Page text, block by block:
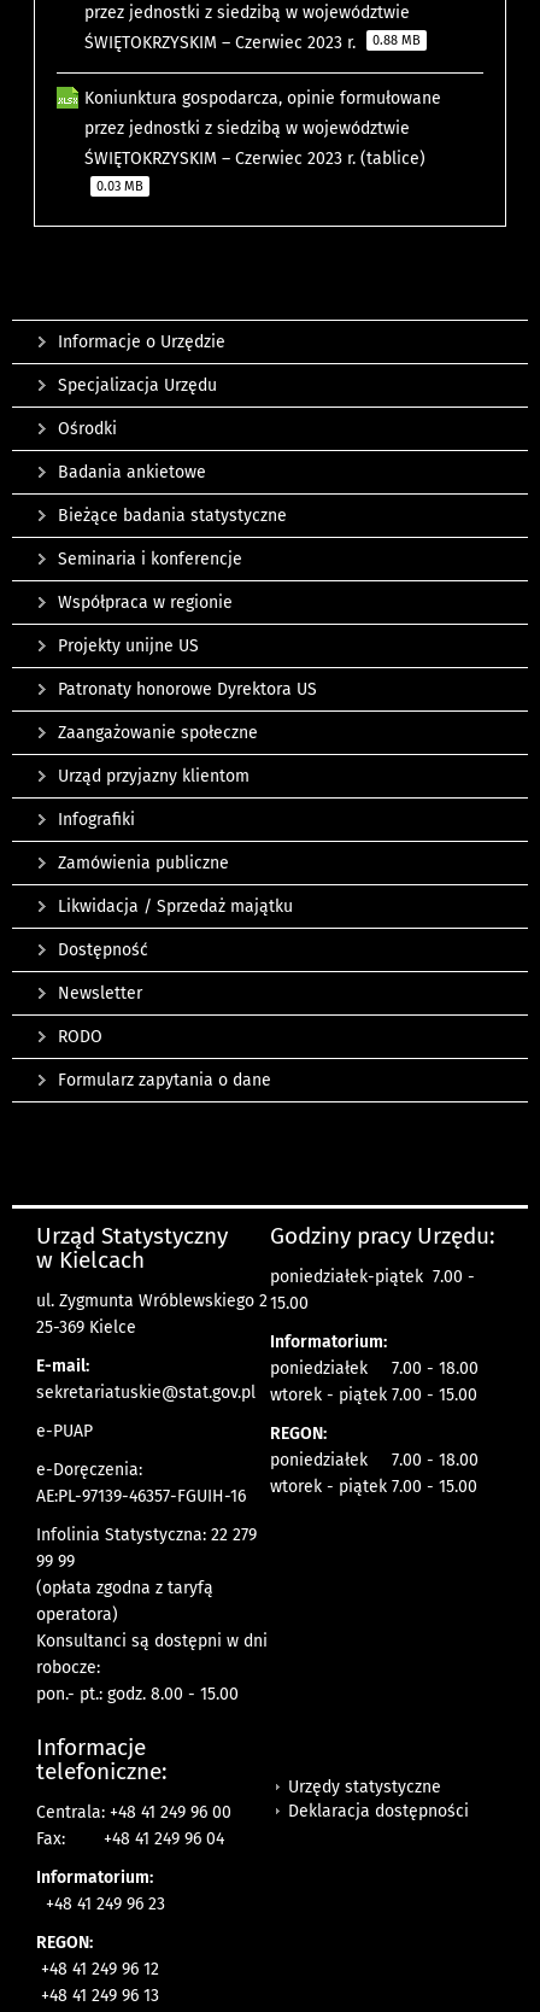
przez jednostki z siedzibą w województwie
ŚWIĘTOKRZYSKIM – Czerwiec 2023 r.
0.88 MB
Koniunktura gospodarcza, opinie formułowane
przez jednostki z siedzibą w województwie
ŚWIĘTOKRZYSKIM – Czerwiec 2023 r. (tablice)
0.03 MB
Informacje o Urzędzie
Specjalizacja Urzędu
Ośrodki
Badania ankietowe
Bieżące badania statystyczne
Seminaria i konferencje
Współpraca w regionie
Projekty unijne US
Patronaty honorowe Dyrektora US
Zaangażowanie społeczne
Urząd przyjazny klientom
Infografiki
Zamówienia publiczne
Likwidacja / Sprzedaż majątku
Dostępność
Newsletter
RODO
Formularz zapytania o dane
Urząd Statystyczny
w Kielcach
ul. Zygmunta Wróblewskiego 2
25-369 Kielce
E-mail:
sekretariatuskie@stat.gov.pl
e-PUAP
e-Doręczenia:
AE:PL-97139-46357-FGUIH-16
Infolinia Statystyczna: 22 279
99 99
(opłata zgodna z taryfą
operatora)
Konsultanci są dostępni w dni
robocze:
pon.- pt.: godz. 8.00 - 15.00
Godziny pracy Urzędu:
poniedziałek-piątek 7.00 -
15.00
Informatorium:
poniedziałek 7.00 - 18.00
wtorek - piątek 7.00 - 15.00
REGON:
poniedziałek 7.00 - 18.00
wtorek - piątek 7.00 - 15.00
Informacje
telefoniczne:
Centrala: +48 41 249 96 00
Fax:
+48 41 249 96 04
Informatorium:
+48 41 249 96 23
REGON:
+48 41 249 96 12
+48 41 249 96 13
Urzędy statystyczne
Deklaracja dostępności